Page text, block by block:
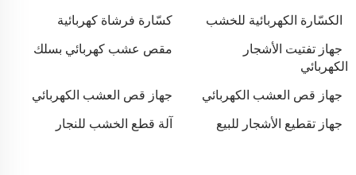
الكسّارة الكهربائية للخشب
كسّارة فرشاة كهربائية
جهاز تفتيت الأشجار
الكهربائي
مقص عشب كهربائي بسلك
جهاز قص العشب الكهربائي
جهاز قص العشب الكهربائي
جهاز تقطيع الأشجار للبيع
آلة قطع الخشب للنجار